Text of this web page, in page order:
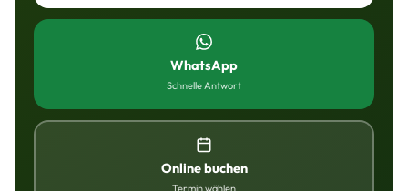
WhatsApp
Schnelle Antwort
Online buchen
Termin wählen